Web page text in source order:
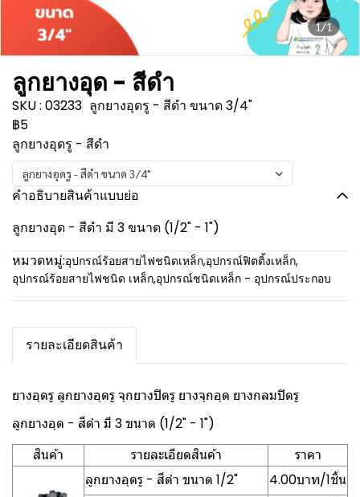
1/1
ลูกยางอุด - สีดำ
SKU : 03233 ลูกยางอุดรู - สีดำ ขนาด 3/4"
฿5
ลูกยางอุดรู - สีดำ
ลูกยางอุดรู - สีดำ ขนาด 3/4"
คำอธิบายสินค้าแบบย่อ
ลูกยางอุด - สีดำ มี 3 ขนาด (1/2" - 1")
หมวดหมู่:อุปกรณ์ร้อยสายไฟชนิดเหล็ก,อุปกรณ์ฟิตติ้งเหล็ก,
อุปกรณ์ร้อยสายไฟชนิด เหล็ก,อุปกรณ์ชนิดเหล็ก - อุปกรณ์ประกอบ
รายละเอียดสินค้า
ยางอุดรู ลูกยางอุดรู จุกยางปิดรู ยางจุกอุด ยางกลมปิดรู
ลูกยางอุด - สีดำ มี 3 ขนาด (1/2" - 1")
สินค้า
รายละเอียดสินค้า
ราคา
ลูกยางอุดรู - สีดำ ขนาด 1/2"
4.00บาท/1ชิ้น